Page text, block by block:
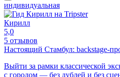
индивидуальная
Кирилл
5,0
5 отзывов
Настоящий Стамбул: backstage-
Выйти за рамки классической
с городом — без дублей и без